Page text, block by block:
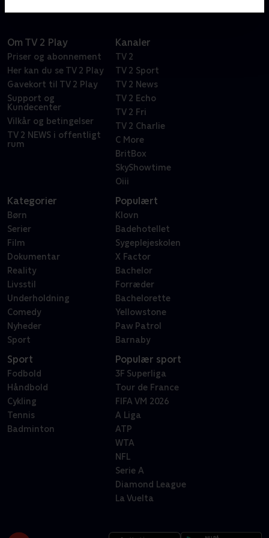
Om TV 2 Play
Priser og abonnement
Her kan du se TV 2 Play
Gavekort til TV 2 Play
Support og
Kundecenter
Vilkår og betingelser
TV 2 NEWS i offentligt
rum
Kanaler
TV 2
TV 2 Sport
TV 2 News
TV 2 Echo
TV 2 Fri
TV 2 Charlie
C More
BritBox
SkyShowtime
Oiii
Kategorier
Børn
Serier
Film
Dokumentar
Reality
Livsstil
Underholdning
Comedy
Nyheder
Sport
Populært
Klovn
Badehotellet
Sygeplejeskolen
X Factor
Bachelor
Forræder
Bachelorette
Yellowstone
Paw Patrol
Barnaby
Sport
Fodbold
Håndbold
Cykling
Tennis
Badminton
Populær sport
3F Superliga
Tour de France
FIFA VM 2026
A Liga
ATP
WTA
NFL
Serie A
Diamond League
La Vuelta